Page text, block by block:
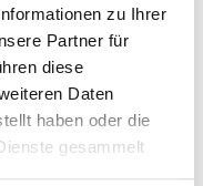
zu Ihrer
Partner für
diese
Daten
haben oder die
gesammelt
Artikel-Nr.: GSD562
im ATC-Nutzerkonto